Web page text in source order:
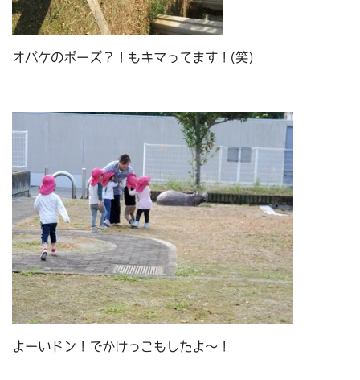
オバケのポーズ？！もキマってます！(笑)
よーいドン！でかけっこもしたよ～！